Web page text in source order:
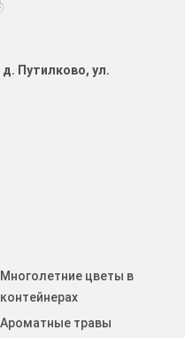
Путилково, ул.
Многолетние цветы в
контейнерах
Ароматные травы